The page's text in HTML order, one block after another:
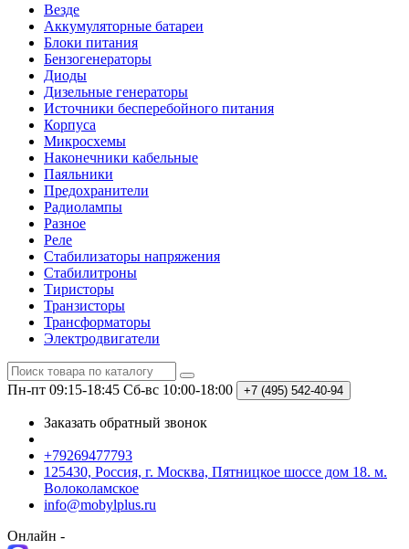
Везде
Аккумуляторные батареи
Блоки питания
Бензогенераторы
Диоды
Дизельные генераторы
Источники бесперебойного питания
Корпуса
Микросхемы
Наконечники кабельные
Паяльники
Предохранители
Радиолампы
Разное
Реле
Стабилизаторы напряжения
Стабилитроны
Тиристоры
Транзисторы
Трансформаторы
Электродвигатели
Пн-пт 09:15-18:45 Сб-вс 10:00-18:00 +7 (495) 542-40-94
Заказать обратный звонок
+79269477793
125430, Россия, г. Москва, Пятницкое шоссе дом 18. м.
Волоколамское
info@mobylplus.ru
Онлайн -